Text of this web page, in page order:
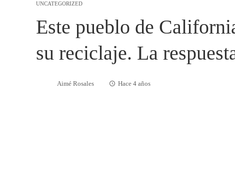
UNCATEGORIZED
Este pueblo de
su reciclaje. La
Aimé Rosales Hace 4 años